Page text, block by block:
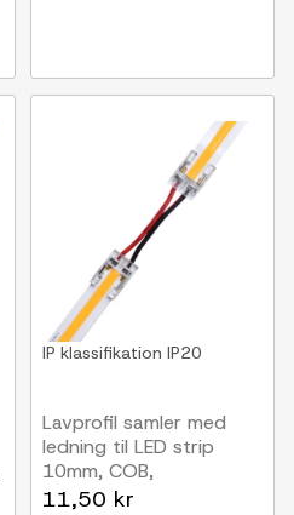
IP klassifikation IP20
Lavprofil samler med
ledning til LED strip
10mm, COB,
enkeltfarvet, IP20, 5V-
11,50 kr